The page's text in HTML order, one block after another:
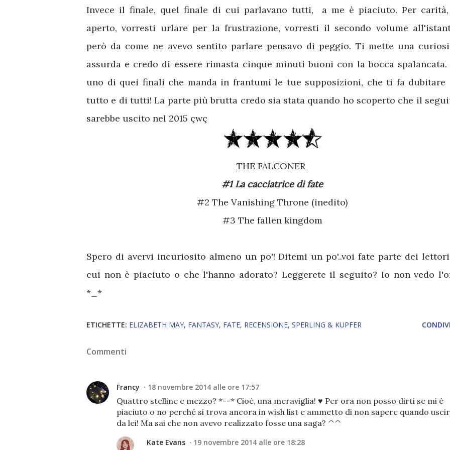
Invece il finale, quel finale di cui parlavano tutti, a me è piaciuto. Per
aperto, vorresti urlare per la frustrazione, vorresti il secondo volume
però da come ne avevo sentito parlare pensavo di peggio. Ti mette una
assurda e credo di essere rimasta cinque minuti buoni con la bocca spalancata.
uno di quei finali che manda in frantumi le tue supposizioni, che ti fa dubitare
tutto e di tutti! La parte più brutta credo sia stata quando ho scoperto che il
sarebbe uscito nel 2015 çwç
THE FALCONER
#1 La cacciatrice di fate
#2 The Vanishing Throne (inedito)
#3 The fallen kingdom
Spero di avervi incuriosito almeno un po'! Ditemi un po'..voi fate parte dei
cui non è piaciuto o che l'hanno adorato? Leggerete il seguito? Io non vedo
*_*
ETICHETTE: ELIZABETH MAY FANTASY FATE RECENSIONE SPERLING & KUPFER
Commenti
Francy 18 novembre 2014 alle ore 17:57
Quattro stelline e mezzo? *--* Cioè, una meraviglia! ♥ Per ora non posso dirti se mi è
piaciuto o no perché si trova ancora in wish list e ammetto di non sapere quando
da lei! Ma sai che non avevo realizzato fosse una saga? ^^
Kate Evans 19 novembre 2014 alle ore 18:28